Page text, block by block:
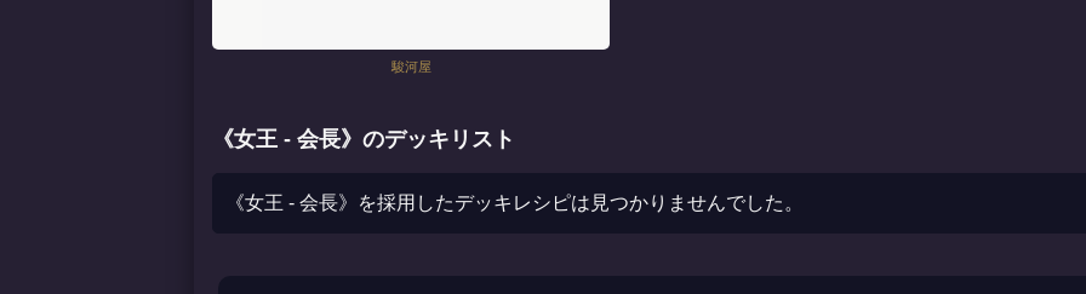
駿河屋
《女王 - 会長》のデッキリスト
《女王 - 会長》を採用したデッキレシピは見つかりませんでした。